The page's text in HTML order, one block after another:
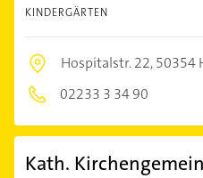
KINDERGÄRTEN
Hospitalstr. 22,50354
02233 3 34 90
Kath.